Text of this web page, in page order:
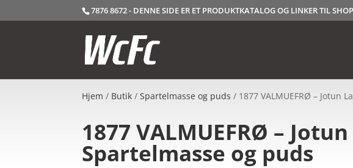
7876 8672 - DENNE SIDE ER ET PRODUKTKATALOG OG LINKER TIL
Hjem / Butik /Spartelmasse og puds / 1877 VALMUEFRØ – Jotun
1877 VALMUEFRØ –
Spartelmasse og puds